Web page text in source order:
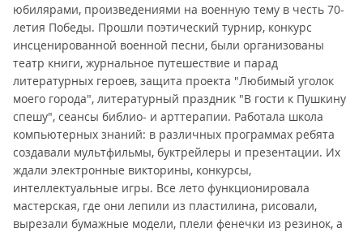
юбилярами, произведениями на военную тему в честь 70-
летия Победы. Прошли поэтический турнир, конкурс
инсценированной военной песни, были организованы
театр книги, журнальное путешествие и парад
литературных героев, защита проекта "Любимый уголок
моего города", литературный праздник "В гости к Пушкину
спешу", сеансы библио- и арттерапии. Работала школа
компьютерных знаний: в различных программах ребята
создавали мультфильмы, буктрейлеры и презентации. Их
ждали электронные викторины, конкурсы,
интеллектуальные игры. Все лето функционировала
мастерская, где они лепили из пластилина, рисовали,
вырезали бумажные модели, плели фенечки из резинок, а